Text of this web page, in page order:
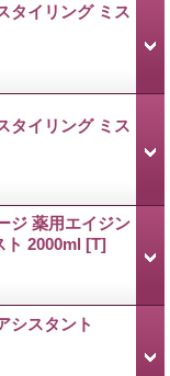
タイリング ミス
タイリング ミス
ジ 薬用エイジン
ト 2000ml [T]
シスタント